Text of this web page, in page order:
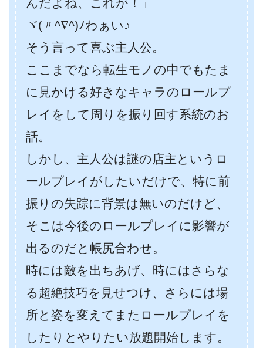
ヾ(〃^∇^)ﾉわぁい♪
そう言って喜ぶ主人公。
ここまでなら転生モノの中でもたま
に見かける好きなキャラのロールプ
レイをして周りを振り回す系統のお
話。
しかし、主人公は謎の店主というロ
ールプレイがしたいだけで、特に前
振りの失踪に背景は無いのだけど、
そこは今後のロールプレイに影響が
出るのだと帳尻合わせ。
時には敵を出ちあげ、時にはさらな
る超絶技巧を見せつけ、さらには場
所と姿を変えてまたロールプレイを
したりとやりたい放題開始します。